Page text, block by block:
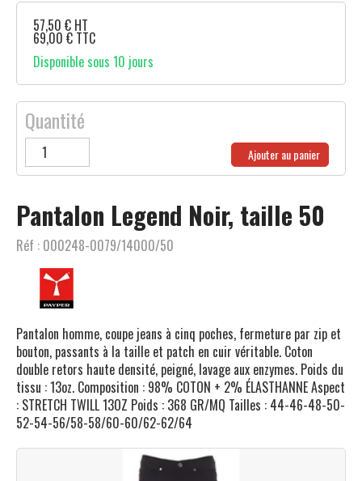
Pantalon Legend Noir, taille 50
Réf : 000248-0079/14000/50
Pantalon homme, coupe jeans à cinq poches, fermeture par zip et
bouton, passants à la taille et patch en cuir véritable. Coton
double retors haute densité, peigné, lavage aux enzymes. Poids du
tissu : 13oz. Composition : 98% COTON + 2% ÉLASTHANNE Aspect
: STRETCH TWILL 13OZ Poids : 368 GR/MQ Tailles : 44-46-48-50-
52-54-56/58-58/60-60/62-62/64
57,50 € HT
69,00 € TTC
Disponible sous 10 jours
Quantité
Ajouter au panier